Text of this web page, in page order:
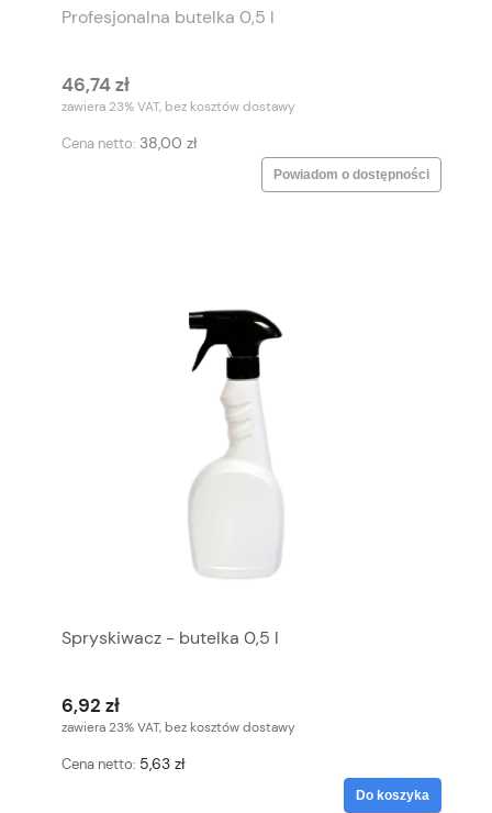
Profesjonalna butelka 0,5 l
46,74 zł
zawiera 23% VAT, bez kosztów dostawy
Cena netto: 38,00 zł
Powiadom o dostępności
Spryskiwacz - butelka 0,5 l
6,92 zł
zawiera 23% VAT, bez kosztów dostawy
Cena netto: 5,63 zł
Do koszyka